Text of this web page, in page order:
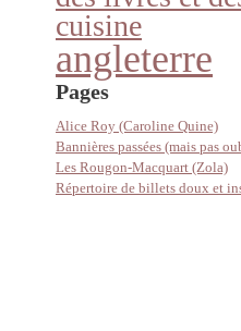
cuisine
angleterre
Pages
Alice Roy (Caroline Quine)
Bannières passées (mais pas
Les Rougon-Macquart (Zola)
Répertoire de billets doux et